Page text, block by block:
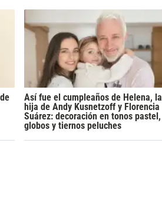
Así fue el cumpleaños de Helena, la
hija de Andy Kusnetzoff y Florencia
Suárez: decoración en tonos pastel,
globos y tiernos peluches